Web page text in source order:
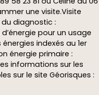
une visite.Visite
diagnostic :
pour un usage
indexés au 1er
énergie primaire :
informations sur les
sur le site Géorisques :